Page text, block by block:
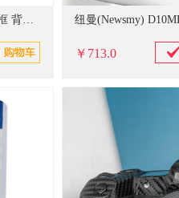
纽曼(Newsmy) D08A 8英寸数码相框 背景音乐 视频播放 数码相框 (计价单位：台)白色
￥713.0